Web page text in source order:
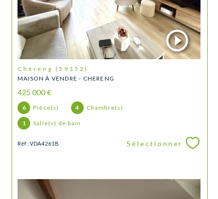
Chéreng (59152)
MAISON À VENDRE - CHERENG
425 000 €
6 Pièce(s) 4 Chambre(s)
1 Salle(s) de bain
Réf : VDA4261B Sélectionner